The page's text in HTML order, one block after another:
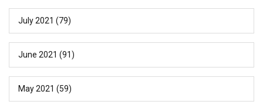
July 2021 (79)
June 2021 (91)
May 2021 (59)